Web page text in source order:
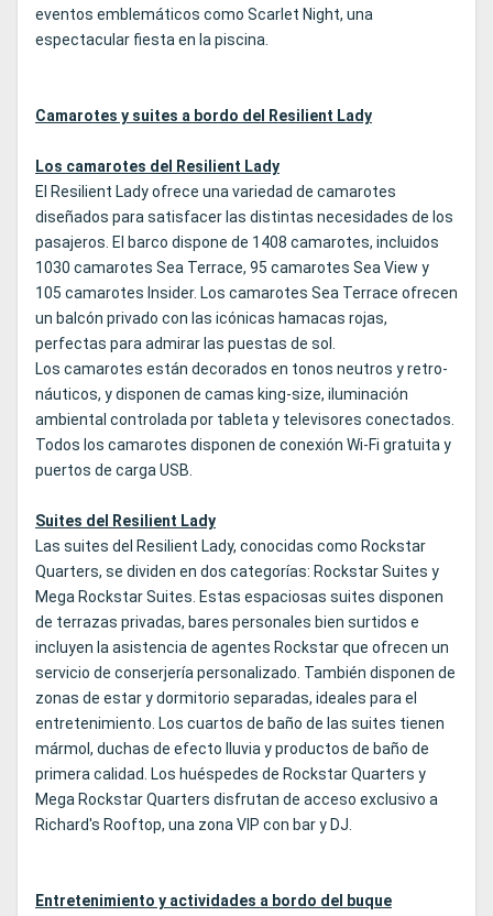
eventos emblemáticos como Scarlet Night, una
espectacular fiesta en la piscina.
Camarotes y suites a bordo del Resilient Lady
Los camarotes del Resilient Lady
El Resilient Lady ofrece una variedad de camarotes
diseñados para satisfacer las distintas necesidades de los
pasajeros. El barco dispone de 1408 camarotes, incluidos
1030 camarotes Sea Terrace, 95 camarotes Sea View y
105 camarotes Insider. Los camarotes Sea Terrace ofrecen
un balcón privado con las icónicas hamacas rojas,
perfectas para admirar las puestas de sol.
Los camarotes están decorados en tonos neutros y retro-
náuticos, y disponen de camas king-size, iluminación
ambiental controlada por tableta y televisores conectados.
Todos los camarotes disponen de conexión Wi-Fi gratuita y
puertos de carga USB.
Suites del Resilient Lady
Las suites del Resilient Lady, conocidas como Rockstar
Quarters, se dividen en dos categorías: Rockstar Suites y
Mega Rockstar Suites. Estas espaciosas suites disponen
de terrazas privadas, bares personales bien surtidos e
incluyen la asistencia de agentes Rockstar que ofrecen un
servicio de conserjería personalizado. También disponen de
zonas de estar y dormitorio separadas, ideales para el
entretenimiento. Los cuartos de baño de las suites tienen
mármol, duchas de efecto lluvia y productos de baño de
primera calidad. Los huéspedes de Rockstar Quarters y
Mega Rockstar Quarters disfrutan de acceso exclusivo a
Richard's Rooftop, una zona VIP con bar y DJ.
Entretenimiento y actividades a bordo del buque